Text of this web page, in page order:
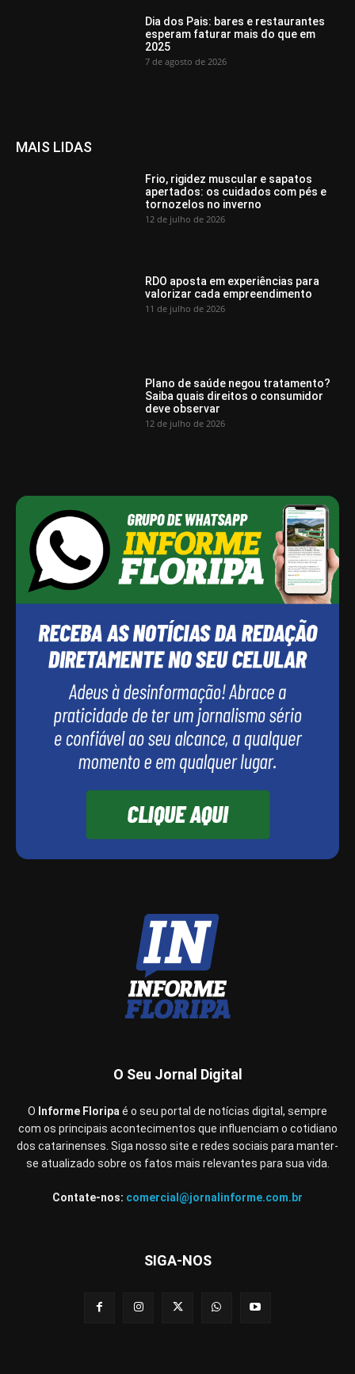
Dia dos Pais: bares e restaurantes
esperam faturar mais do que em
2025
7 de agosto de 2026
MAIS LIDAS
Frio, rigidez muscular e sapatos
apertados: os cuidados com pés e
tornozelos no inverno
12 de julho de 2026
RDO aposta em experiências para
valorizar cada empreendimento
11 de julho de 2026
Plano de saúde negou tratamento?
Saiba quais direitos o consumidor
deve observar
12 de julho de 2026
O Seu Jornal Digital
O Informe Floripaé o seu portal de notícias digital, sempre
com os principais acontecimentos que influenciam o cotidiano
dos catarinenses. Siga nosso site e redes sociais para manter-
se atualizado sobre os fatos mais relevantes para sua vida.
Contate-nos: comercial@jornalinforme.com.br
SIGA-NOS